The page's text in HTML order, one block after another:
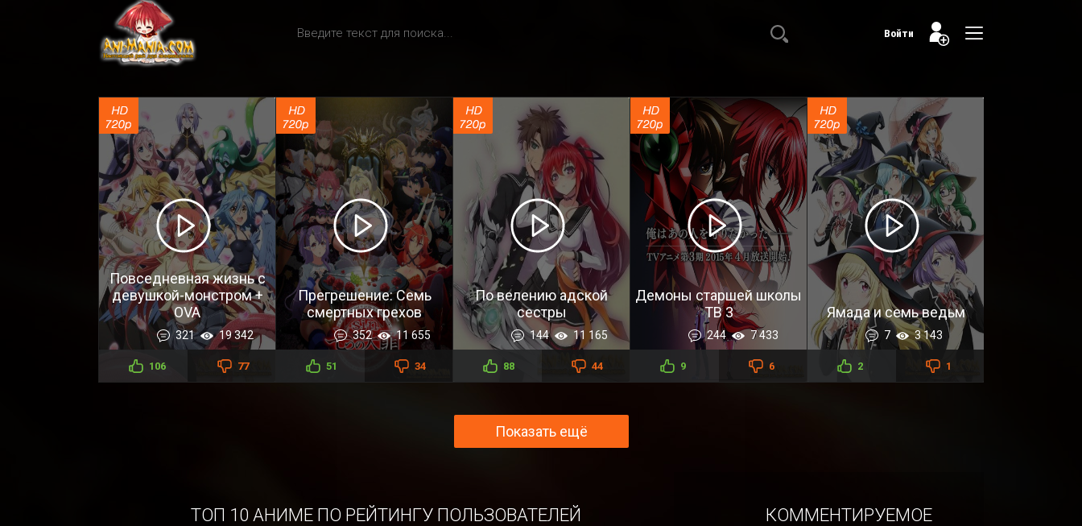
Войти
Повседневная жизнь с
девушкой-монстром +
OVA
321 19 342
106 77
Прегрешение: Семь
смертных грехов
352 11 655
51 34
По велению адской
сестры
144 11 165
88 44
Демоны старшей школы
ТВ 3
244 7 433
9 6
Ямада и семь ведьм
7 3 143
2 1
Показать ещё
ТОП 10 АНИМЕ ПО РЕЙТИНГУ ПОЛЬЗОВАТЕЛЕЙ КОММЕНТИРУЕМОЕ